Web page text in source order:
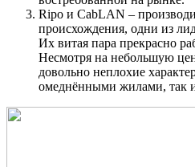
Ripo и CabLAN –
происхождения, одни из
Их витая пара прекрасно
Несмотря на небольшую
довольно неплохие
омеднёнными жилами, так